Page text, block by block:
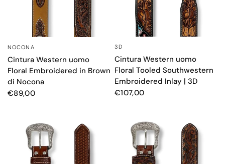
NOCONA
Cintura Western uomo
Floral Embroidered in Brown
di Nocona
€89,00
3D
Cintura Western uomo
Floral Tooled Southwestern
Embroidered Inlay | 3D
€107,00